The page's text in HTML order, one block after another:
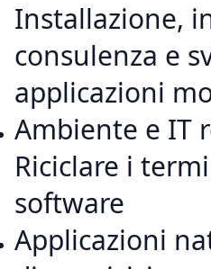
Installazione,
consulenza e
applicazioni
Ambiente e IT
Riciclare i
software
Applicazioni